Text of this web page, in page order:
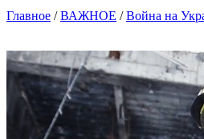
Главное /ВАЖНОЕ /Война на